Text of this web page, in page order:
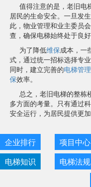
值得注意的是，老旧电
居民的生命安全。一旦发
此，物业管理和业主委员
查，确保电梯始终处于良好
为了降低维保成本，一
式，通过统一招标选择专
同时，建立完善的电梯管理
保效率。
总之，老旧电梯的整栋
多方面的考量。只有通过
安全运行，为居民提供更
企业排行 项目中心
电梯知识
电梯法规